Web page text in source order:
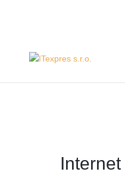
Internet